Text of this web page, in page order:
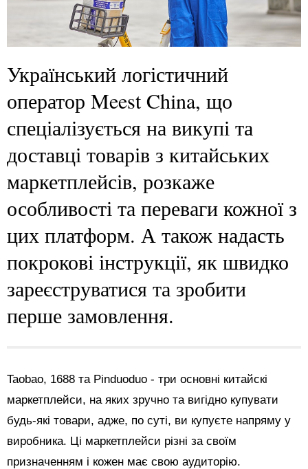
Український логістичний
оператор Meest China, що
спеціалізується на викупі та
доставці товарів з китайських
маркетплейсів, розкаже
особливості та переваги кожної з
цих платформ. А також надасть
покрокові інструкції, як швидко
зареєструватися та зробити
перше замовлення.
Taobao, 1688 та Pinduoduo - три основні китайскі
маркетплейси, на яких зручно та вигідно купувати
будь-які товари, адже, по суті, ви купуєте напряму у
виробника. Ці маркетплейси різні за своїм
призначенням і кожен має свою аудиторію.